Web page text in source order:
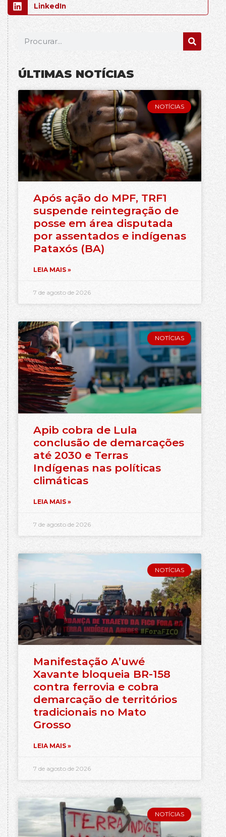
LinkedIn
ÚLTIMAS NOTÍCIAS
NOTÍCIAS
Após ação do MPF, TRF1
suspende reintegração de
posse em área disputada
por assentados e indígenas
Pataxós (BA)
LEIA MAIS »
7 de agosto de 2026
NOTÍCIAS
Apib cobra de Lula
conclusão de demarcações
até 2030 e Terras
Indígenas nas políticas
climáticas
LEIA MAIS »
7 de agosto de 2026
NOTÍCIAS
Manifestação A’uwé
Xavante bloqueia BR-158
contra ferrovia e cobra
demarcação de territórios
tradicionais no Mato
Grosso
LEIA MAIS »
7 de agosto de 2026
NOTÍCIAS